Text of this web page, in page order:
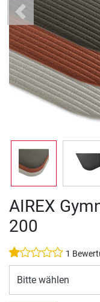
Previous
AIREX
200
1
Bitte wählen